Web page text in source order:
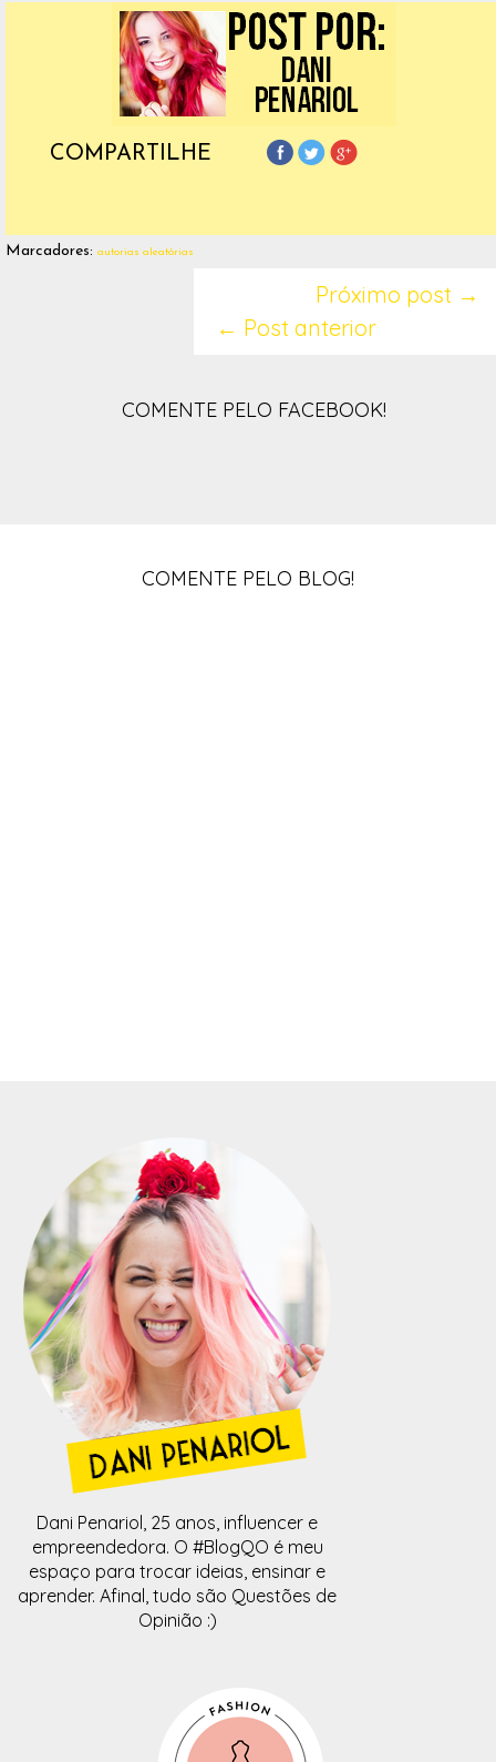
COMPARTILHE
Marcadores: autorias aleatórias
Próximo post →
← Post anterior
COMENTE PELO FACEBOOK!
COMENTE PELO BLOG!
Dani Penariol, 25 anos, influencer e
empreendedora. O #BlogQO é meu
espaço para trocar ideias, ensinar e
aprender. Afinal, tudo são Questões de
Opinião :)